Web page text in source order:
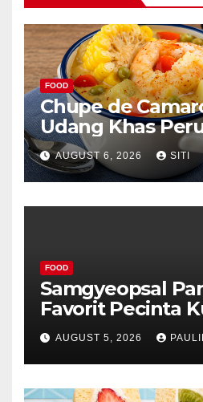
FOOD
Chupe de
Udang Khas
Lezat
AUGUST 6, 2026 SITI
FOOD
Samgyeopsal
Favorit Pecinta
AUGUST 5, 2026